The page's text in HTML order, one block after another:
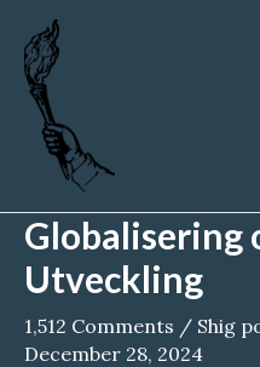
content
Globalisering
Utveckling
1,512 Comments / Shig
December 28, 2024